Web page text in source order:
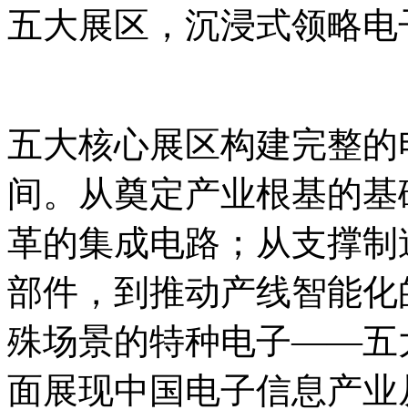
五大展区，沉浸式领略
五大核心展区构建完整
间。从奠定产业根基的
革的集成电路；从支撑
部件，到推动产线智能
殊场景的特种电子——五
面展现中国电子信息产